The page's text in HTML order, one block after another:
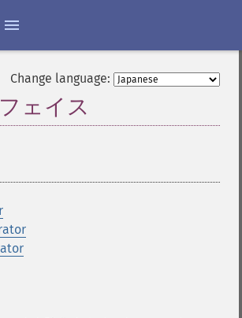
Change language:
ェイス